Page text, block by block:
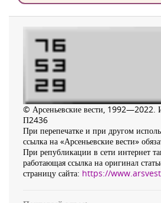
© Арсеньевские вести, 1992—2022.
П2436
При перепечатке и при другом
ссылка на «Арсеньевские вести»
При републикации в сети интернет
работающая ссылка на оригинал
страницу сайта: https://